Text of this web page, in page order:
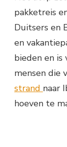
pakketreis
Duitsers en
en
bieden en
mensen die
strand naar
hoeven te